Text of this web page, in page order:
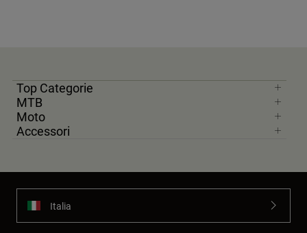
Top Categorie
MTB
Moto
Accessori
Italia